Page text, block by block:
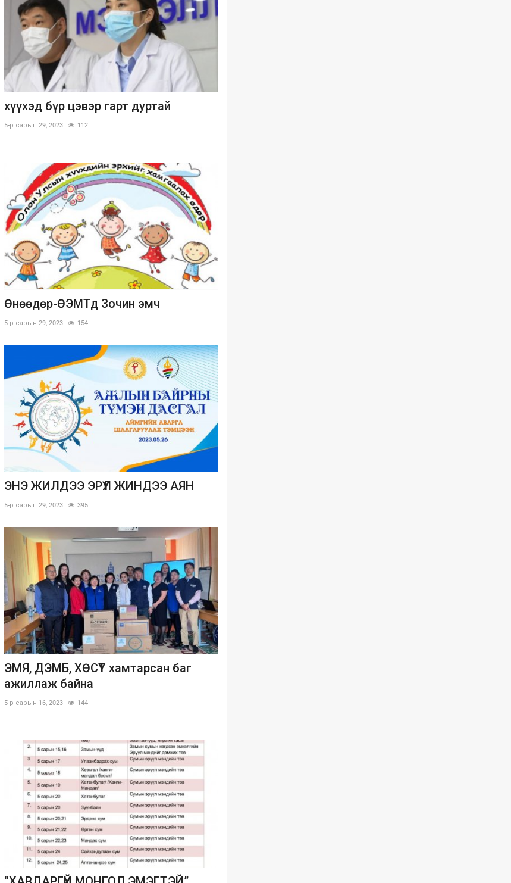
хүүхэд бүр цэвэр гарт дуртай
5-р сарын 29, 2023 112
Өнөөдөр-ӨЭМТд Зочин эмч
5-р сарын 29, 2023 154
ЭНЭ ЖИЛДЭЭ ЭРҮҮЛ ЖИНДЭЭ АЯН
5-р сарын 29, 2023 395
ЭМЯ, ДЭМБ, ХӨСҮТ хамтарсан баг
ажиллаж байна
5-р сарын 16, 2023 144